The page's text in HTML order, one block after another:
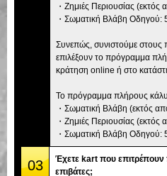
・Ζημιές Περιουσίας
・Σωματική Βλάβη Οδηγού:
Συνεπώς, συνιστούμε στους
επιλέξουν το πρόγραμμα
κράτηση online ή στο
Το πρόγραμμα πλήρους
・Σωματική Βλάβη (εκτός
・Ζημιές Περιουσίας
・Σωματική Βλάβη Οδηγού:
03
Έχετε kart που επιτρέπουν
επιβάτες;